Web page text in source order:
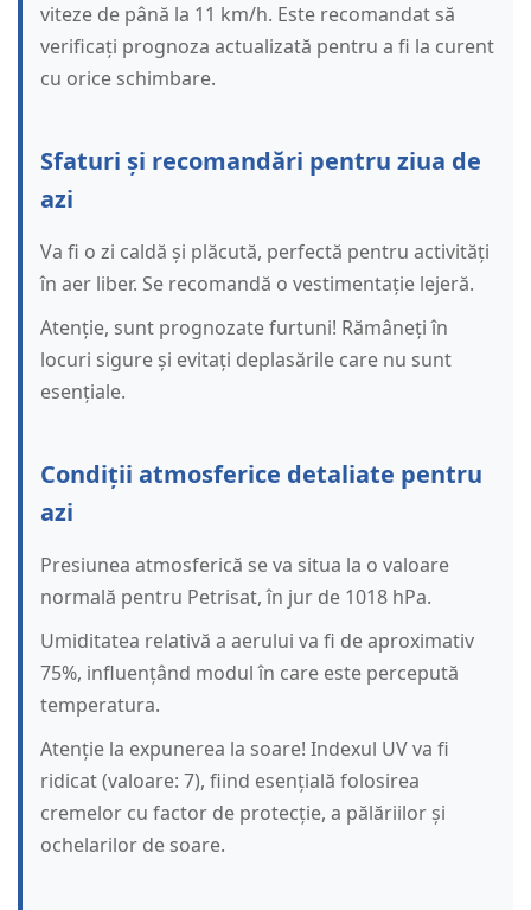
viteze de până la 11 km/h. Este recomandat să
verificați prognoza actualizată pentru a fi la curent
cu orice schimbare.
Sfaturi și recomandări pentru ziua de
azi
Va fi o zi caldă și plăcută, perfectă pentru activități
în aer liber. Se recomandă o vestimentație lejeră.
Atenție, sunt prognozate furtuni! Rămâneți în
locuri sigure și evitați deplasările care nu sunt
esențiale.
Condiții atmosferice detaliate pentru
azi
Presiunea atmosferică se va situa la o valoare
normală pentru Petrisat, în jur de 1018 hPa.
Umiditatea relativă a aerului va fi de aproximativ
75%, influențând modul în care este percepută
temperatura.
Atenție la expunerea la soare! Indexul UV va fi
ridicat (valoare: 7), fiind esențială folosirea
cremelor cu factor de protecție, a pălăriilor și
ochelarilor de soare.